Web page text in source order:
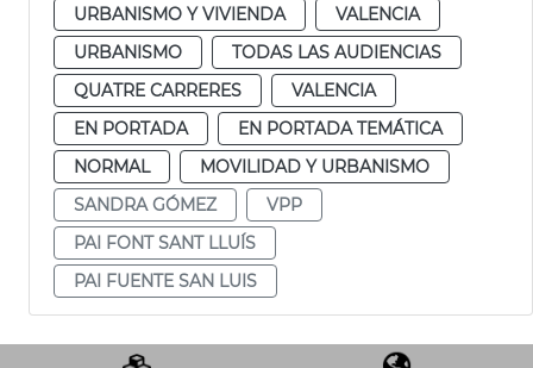
URBANISMO Y VIVIENDA
VALENCIA
URBANISMO
TODAS LAS AUDIENCIAS
QUATRE CARRERES
VALENCIA
EN PORTADA
EN PORTADA TEMÁTICA
NORMAL
MOVILIDAD Y URBANISMO
SANDRA GÓMEZ
VPP
PAI FONT SANT LLUÍS
PAI FUENTE SAN LUIS